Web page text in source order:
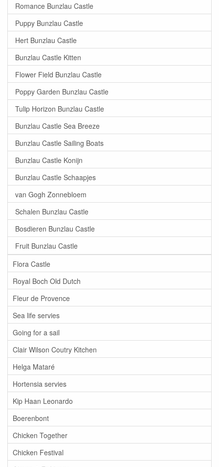
Romance Bunzlau Castle
Puppy Bunzlau Castle
Hert Bunzlau Castle
Bunzlau Castle Kitten
Flower Field Bunzlau Castle
Poppy Garden Bunzlau Castle
Tulip Horizon Bunzlau Castle
Bunzlau Castle Sea Breeze
Bunzlau Castle Sailing Boats
Bunzlau Castle Konijn
Bunzlau Castle Schaapjes
van Gogh Zonnebloem
Schalen Bunzlau Castle
Bosdieren Bunzlau Castle
Fruit Bunzlau Castle
Flora Castle
Royal Boch Old Dutch
Fleur de Provence
Sea life servies
Going for a sail
Clair Wilson Coutry Kitchen
Helga Mataré
Hortensia servies
Kip Haan Leonardo
Boerenbont
Chicken Together
Chicken Festival